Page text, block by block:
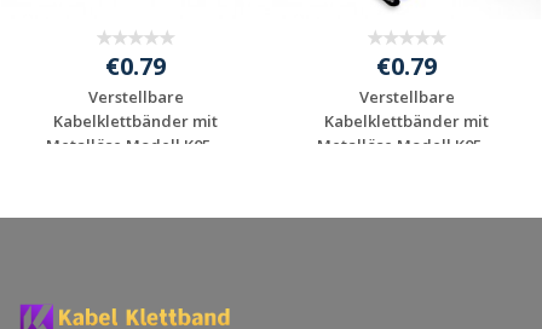
€0.79
Verstellbare
Kabelklettbänder mit
Metallöse Modell K05 ...
€0.79
Verstellbare
Kabelklettbänder mit
Metallöse Modell K05 ...